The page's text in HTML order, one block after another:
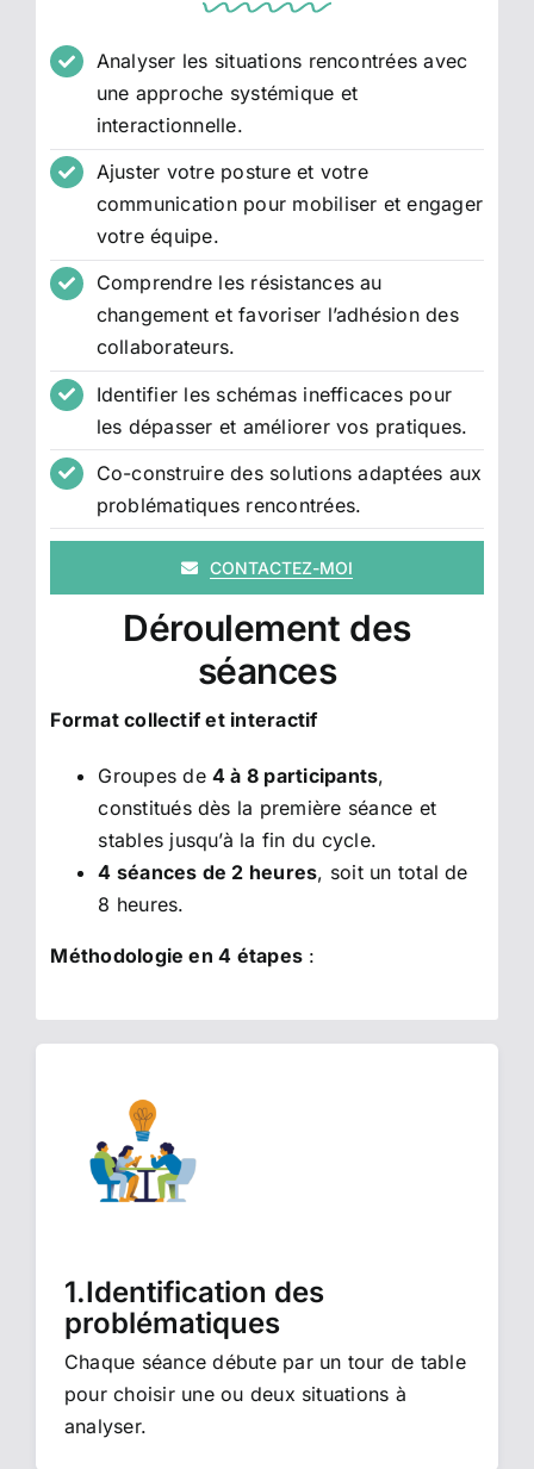
Analyser les situations rencontrées avec
une approche systémique et
interactionnelle.
Ajuster votre posture et votre
communication pour mobiliser et engager
votre équipe.
Comprendre les résistances au
changement et favoriser l’adhésion des
collaborateurs.
Identifier les schémas inefficaces pour
les dépasser et améliorer vos pratiques.
Co-construire des solutions adaptées aux
problématiques rencontrées.
CONTACTEZ-MOI
Déroulement des
séances
Format collectif et interactif
Groupes de 4 à 8 participants,
constitués dès la première séance et
stables jusqu’à la fin du cycle.
4 séances de 2 heures, soit un total de
8 heures.
Méthodologie en 4 étapes :
1.Identification des
problématiques
Chaque séance débute par un tour de table
pour choisir une ou deux situations à
analyser.